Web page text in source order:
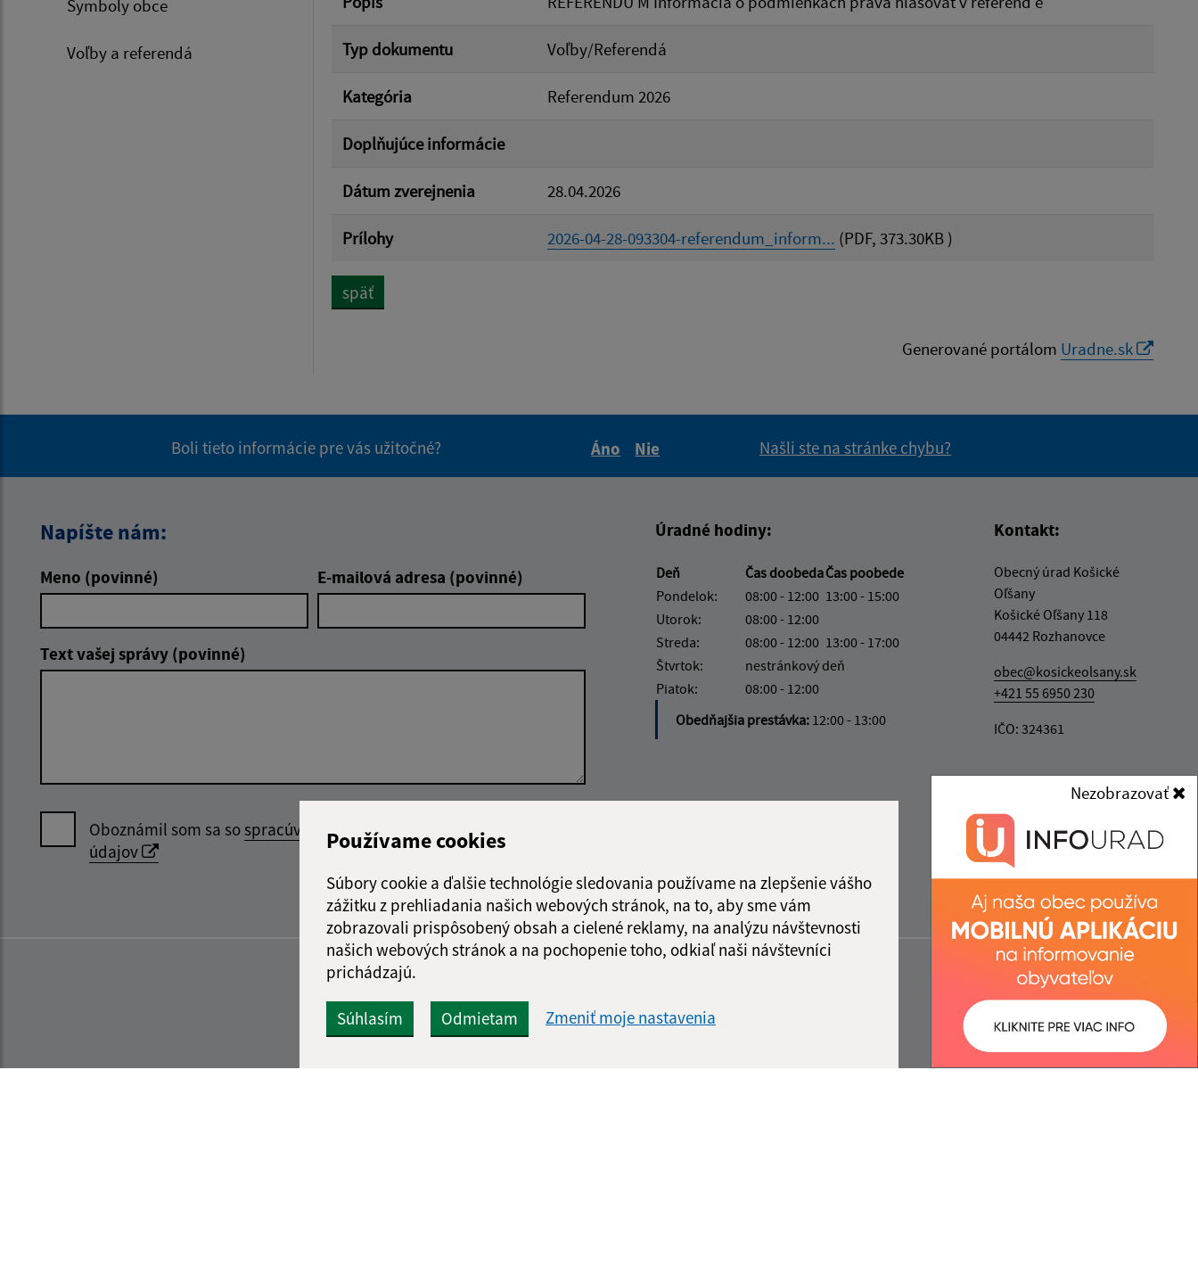
Používame cookies
Súbory cookie a ďalšie technológie sledovania používame na zlepšenie vášho
zážitku z prehliadania našich webových stránok, na to, aby sme vám
zobrazovali prispôsobený obsah a cielené reklamy, na analýzu návštevnosti
našich webových stránok a na pochopenie toho, odkiaľ naši návštevníci
prichádzajú.
Súhlasím Odmietam Zmeniť moje nastavenia
Nezobrazovať
Symboly obce
Voľby a referendá Typ dokumentu Voľby/Referendá
Kategória Referendum 2026
Doplňujúce informácie
Dátum zverejnenia 28.04.2026
Prílohy 2026-04-28-093304-referendum_inform... (PDF, 373.30KB )
späť
Generované portálom Uradne.sk
Boli tieto informácie pre vás užitočné?
Áno
Nie
Našli ste na stránke chybu?
Napíšte nám:
Meno (povinné) E-mailová adresa (povinné)
Text vašej správy (povinné)
Oboznámil som sa sospracúvaním osobných
údajov
správu
Úradné hodiny:
Deň Čas doobedaČas poobede
Pondelok:
08:00 - 12:00 13:00 - 15:00
Utorok:
08:00 - 12:00
Streda:
08:00 - 12:00 13:00 - 17:00
Štvrtok:
nestránkový deň
Piatok:
08:00 - 12:00
Obedňajšia prestávka: 12:00 - 13:00
Kontakt:
Obecný úrad Košické
Oľšany
Košické Oľšany 118
04442 Rozhanovce
obec@kosickeolsany.sk
+421 55 6950 230
IČO: 324361